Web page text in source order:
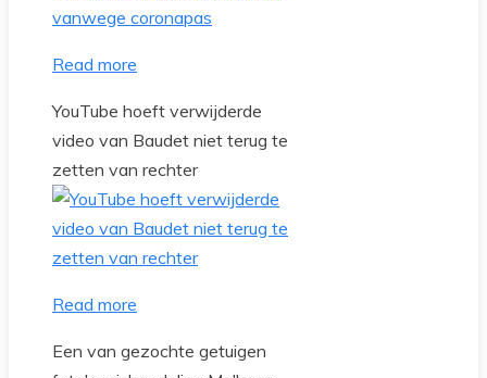
Read more
YouTube hoeft verwijderde
video van Baudet niet terug te
zetten van rechter
Read more
Een van gezochte getuigen